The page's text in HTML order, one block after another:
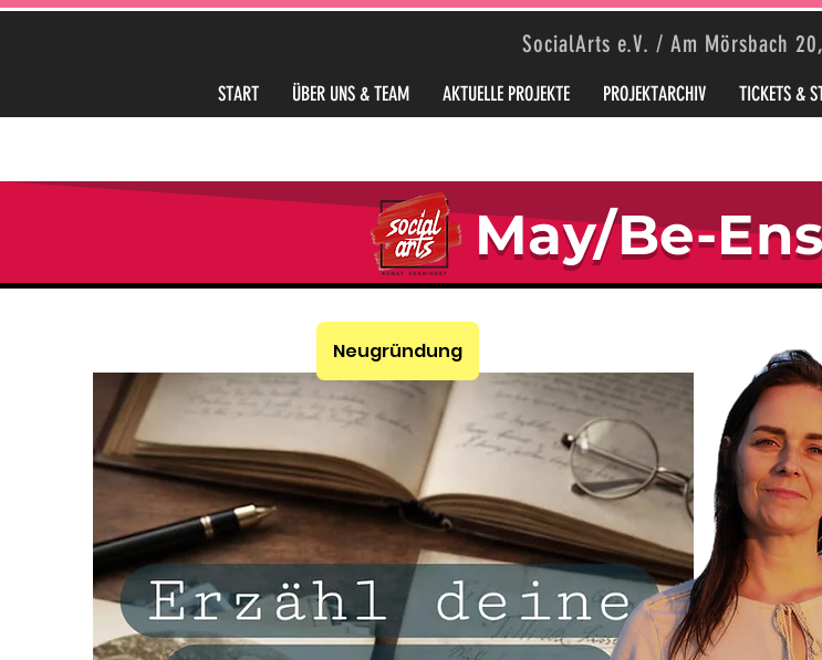
SocialArts e.V. / Am Mörsbach
START ÜBER UNS & TEAM AKTUELLE PROJEKTE PROJEKTARCHIV TICKETS &
Neugründung
May/Be-